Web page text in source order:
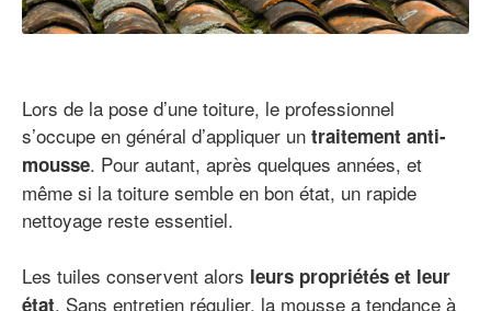
Lors de la pose d’une toiture, le professionnel
s’occupe en général d’appliquer un traitement anti-
mousse. Pour autant, après quelques années, et
même si la toiture semble en bon état, un rapide
nettoyage reste essentiel.
Les tuiles conservent alors leurs propriétés et leur
état. Sans entretien régulier, la mousse a tendance à